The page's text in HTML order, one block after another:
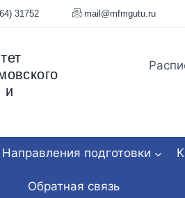
31752
и
Направления подготовки
Обратная связь